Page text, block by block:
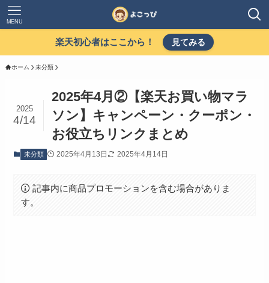
MENU
楽天初心者はここから！ 見てみる
ホーム 未分類
2025年4月②【楽天お買い物マラ
ソン】キャンペーン・クーポン・
お役立ちリンクまとめ
2025
4/14
未分類 2025年4月13日 2025年4月14日
記事内に商品プロモーションを含む場合がありま
す。